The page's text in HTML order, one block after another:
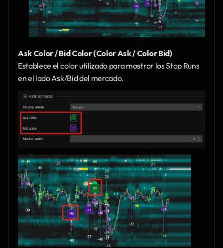
Ask Color / Bid Color (Color Ask / Color Bid)
Establece el color utilizado para mostrar los Stop Runs
en el lado Ask/Bid del mercado.